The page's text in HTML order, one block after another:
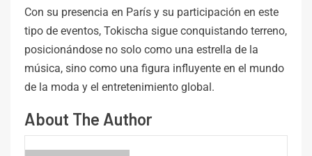
Con su presencia en París y su participación en este
tipo de eventos, Tokischa sigue conquistando terreno,
posicionándose no solo como una estrella de la
música, sino como una figura influyente en el mundo
de la moda y el entretenimiento global.
About The Author